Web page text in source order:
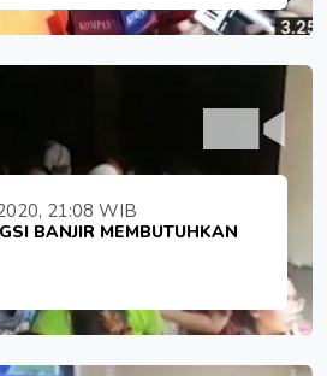
21:08 WIB
BANJIR MEMBUTUHKAN